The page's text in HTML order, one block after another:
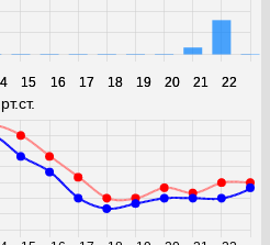
15 16 17 18 19 20 21 22
15 16 17 18 19 20 21 22